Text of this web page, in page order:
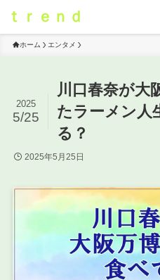
ｔｒｅｎｄ
ホーム エンタメ
川口春奈が大
たラーメン人
る？
2025
5/25
2025年5月25日